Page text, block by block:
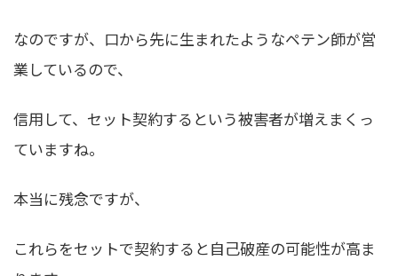
なのですが、口から先に生まれたようなペテン師が営
業しているので、
信用して、セット契約するという被害者が増えまくっ
ていますね。
本当に残念ですが、
これらをセットで契約すると自己破産の可能性が高ま